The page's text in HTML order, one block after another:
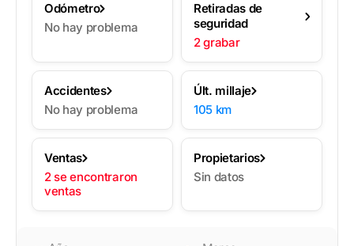
Odómetro
No hay problema
Retiradas de
seguridad
2 grabar
Accidentes
No hay problema
Últ. millaje
105 km
Ventas
2 se encontraron
ventas
Propietarios
Sin datos